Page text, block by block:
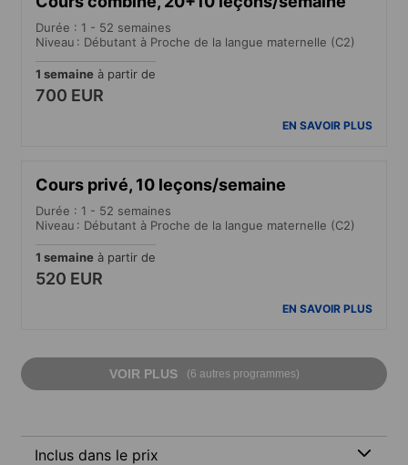
Durée : 1 - 52 semaines
Niveau : Débutant à Proche de la langue maternelle (C2)
1 semaine à partir de
700 EUR
EN SAVOIR PLUS
Cours privé, 10 leçons/semaine
Durée : 1 - 52 semaines
Niveau : Débutant à Proche de la langue maternelle (C2)
1 semaine à partir de
520 EUR
EN SAVOIR PLUS
VOIR PLUS (6 autres programmes)
Inclus dans le prix